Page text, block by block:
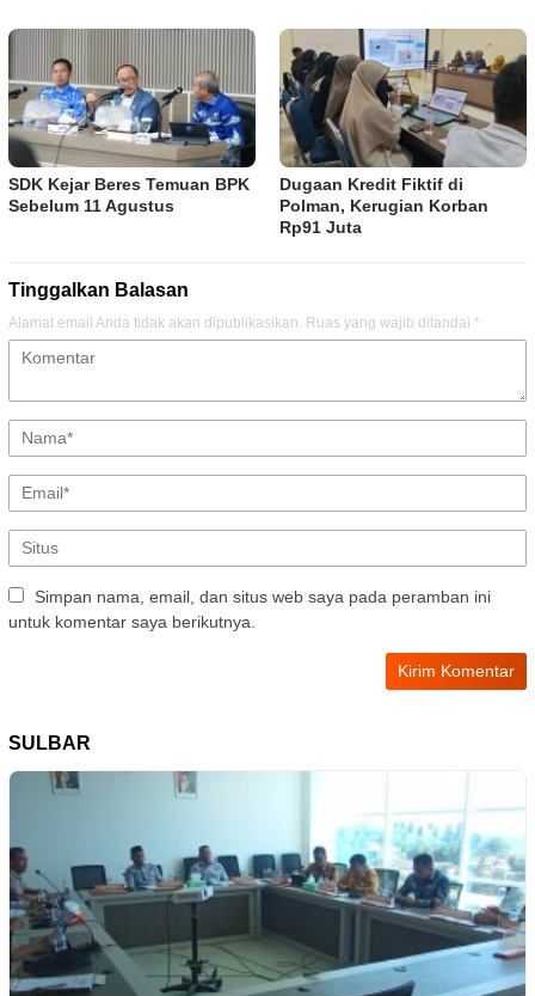
SDK Kejar Beres Temuan BPK
Sebelum 11 Agustus
Dugaan Kredit Fiktif di
Polman, Kerugian Korban
Rp91 Juta
Tinggalkan Balasan
Alamat email Anda tidak akan dipublikasikan. Ruas yang wajib ditandai *
Simpan nama, email, dan situs web saya pada peramban ini
untuk komentar saya berikutnya.
SULBAR